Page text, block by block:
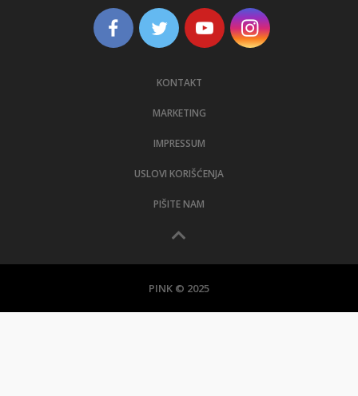
KONTAKT
MARKETING
IMPRESSUM
USLOVI KORIŠĆENJA
PIŠITE NAM
PINK © 2025